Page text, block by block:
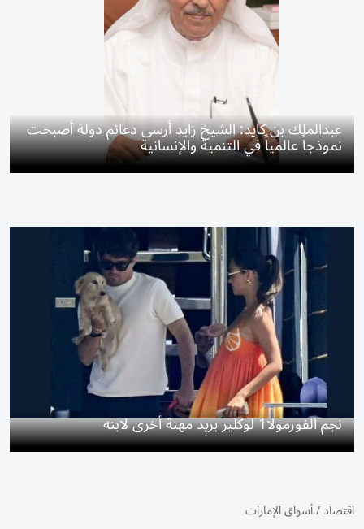
عبدالملك بن كايد: الشيخ زايد أرسى دعائم دولة أصبحت
نموذجاً عالمياً في التنمية والإنسانية
نجم الفورمولا1 لوكلير يريد مهنة أخرى لابنه
اقتصاد/أسواق الإمارات